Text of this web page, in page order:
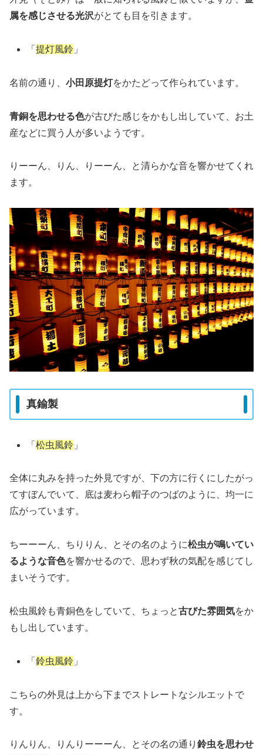
属を感じさせる光沢がとても目を引きます。
「提灯風鈴 」
名前の通り、 小田原提灯をかたどって作られています。
青銅を思わせる色が古びた感じをかもし出していて、お土
産などに買う人が多いようです。
りーーん、りん、りーーん、と清らかな音を響かせてくれ
ます。
真鍮製
「松虫風鈴 」
全体に丸みを持った外見ですが、下の方に行くにしたがっ
てすぼんでいて、底は麦わら帽子のつばのように、均一に
広がっています。
ちーーーん、ちりりん、とその名のように松虫が鳴いてい
るような音色を響かせるので、思わず秋の気配を感じてし
まいそうです。
松虫風鈴も青銅色をしていて、ちょっと古びた雰囲気をか
もし出しています。
「鈴虫風鈴 」
こちらの外見は上から下までストレートなシルエットで
す。
りんりん、りんりーーーん、とその名の通り 鈴虫を思わせ